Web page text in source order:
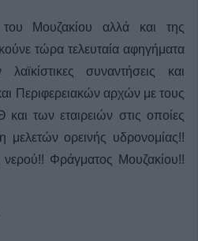
του Μουζακίου αλλά και της
τώρα τελευταία αφηγήματα
συναντήσεις και
Περιφερειακών αρχών με τους
των εταιρειών στις οποίες
μελετών ορεινής υδρονομίας!!
νερού!! Φράγματος Μουζακίου!!